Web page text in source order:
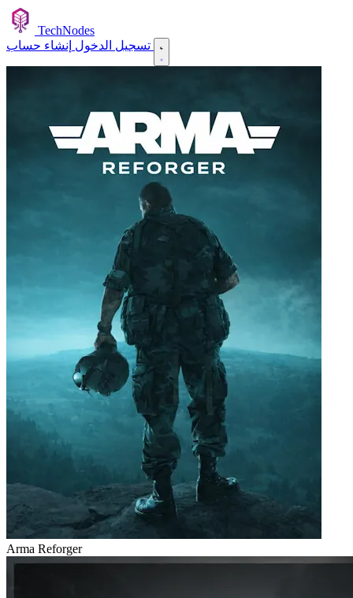
TechNodes
تسجيل الدخول
Arma Reforger